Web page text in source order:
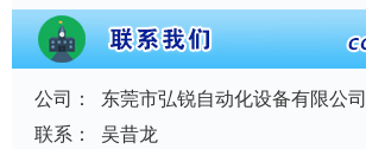
公司：
东莞市弘锐自动化设备有限公司
联系：
吴昔龙